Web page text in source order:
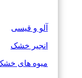
آلو و قیسی
انجیر خشک
میوه های